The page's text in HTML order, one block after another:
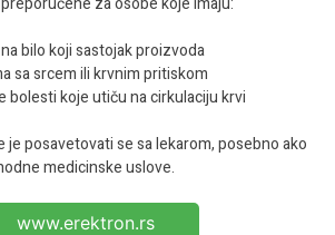
bilo koji sastojak proizvoda
sa srcem ili krvnim pritiskom
bolesti koje utiču na cirkulaciju krvi
je posavetovati se sa lekarom, posebno ako
medicinske uslove.
www.erektron.rs